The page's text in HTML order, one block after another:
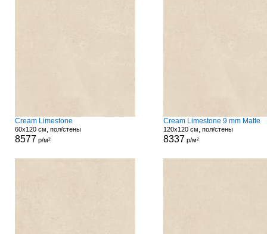
Cream Limestone
60x120 см, пол/стены
8577 р/м²
Cream Limestone 9 mm Matte
120x120 см, пол/стены
8337 р/м²